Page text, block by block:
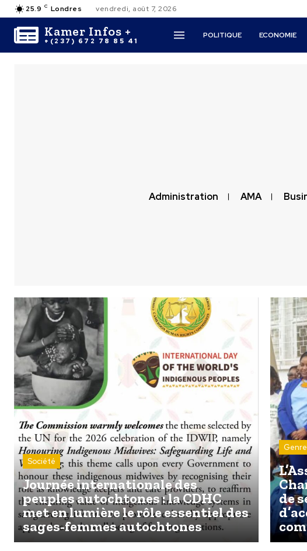
25.9 C Londres vendredi, août 7, 2026
Kamer Infos +
+(237) 672 78 85 41
POLITIQUE ECONOMIE
Administration AMA
Société
Journée internationale des
peuples autochtones : la CDHC
met en lumière le rôle essentiel des
sages-femmes autochtones
de